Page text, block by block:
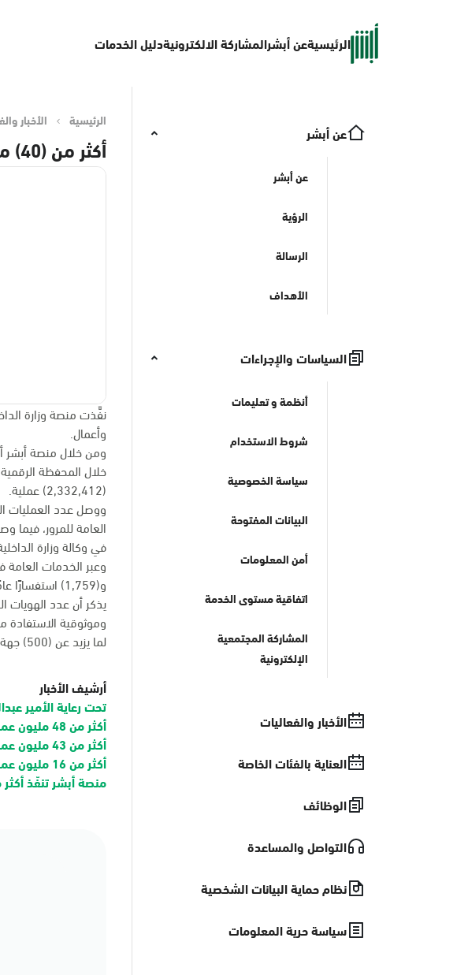
الرئيسيةعن أبشرالمشاركة الالكترونيةدليل الخدمات
عن أبشر
عن أبشر
الرؤية
الرسالة
الأهداف
السياسات والإجراءات
أنظمة و تعليمات
شروط الاستخدام
سياسة الخصوصية
البيانات المفتوحة
أمن المعلومات
اتفاقية مستوى الخدمة
المشاركة المجتمعية
الإلكترونية
الأخبار والفعاليات
العناية بالفئات الخاصة
الوظائف
التواصل والمساعدة
نظام حماية البيانات الشخصية
سياسة حرية المعلومات
الرئيسية الأخبار
أكثر من (40) مليون عملية إلكترونية عبر منصة "أبشر" في أبريل 2025م
وأعمال.
خلال المحفظة
(2,332,412) عملية.
في وكالة وزارة
و(1,759) استفسارًا عامًا عن البصمة.
وموثوقية الاستفادة
لما يزيد عن (500) جهة حكومية وخاصة من خلال بوابة النفاذ الوطني الموحّد "نفاذ".
أرشيف الأخبار
تحت رعاية الأمير
أكثر من 48 مليون عملية إلكترونية عبر منصة "أبشر" في يونيو 2026م
أكثر من 43 مليون عملية إلكترونية عبر منصة "أبشر" في مايو 2026م
أكثر من 16 مليون عملية إلكترونية عبر منصة "أبشر" في أبريل 2026م
منصة أبشر تنفّذ أكثر من 448 مليون عملية إلكترونية